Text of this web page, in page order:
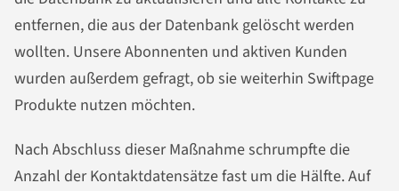
entfernen, die aus der Datenbank gelöscht werden
wollten. Unsere Abonnenten und aktiven Kunden
wurden außerdem gefragt, ob sie weiterhin Swiftpage
Produkte nutzen möchten.
Nach Abschluss dieser Maßnahme schrumpfte die
Anzahl der Kontaktdatensätze fast um die Hälfte. Auf